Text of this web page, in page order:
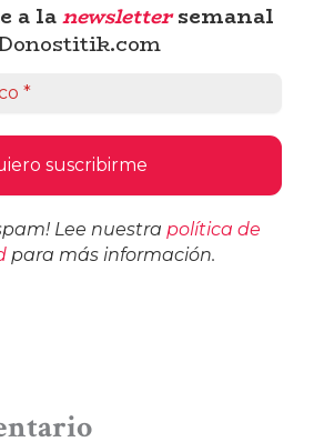
a lanewslettersemanal
Lee nuestra política de
para más información.